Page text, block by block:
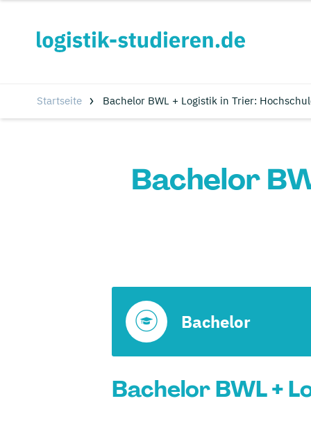
Startseite Bachelor BWL + Logistik in Trier:
Bachelor
Bachelor
Bachelor BWL +